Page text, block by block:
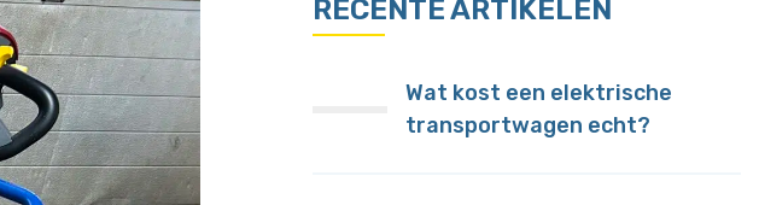
RECENTE ARTIKELEN
Wat kost een elektrische
transportwagen echt?